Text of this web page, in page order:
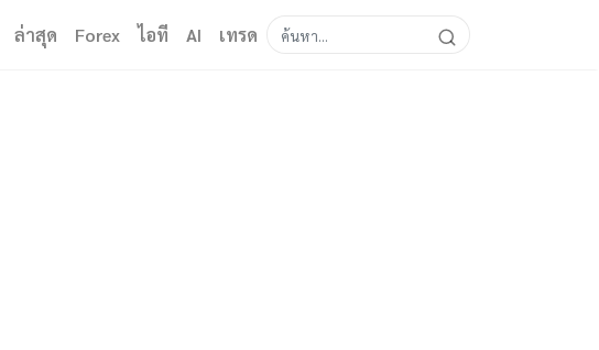
ล่าสุด Forex ไอที AI เทรด